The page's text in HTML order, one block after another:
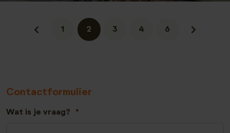
1 2 3 4 6
Contactformulier
Wat is je vraag? *